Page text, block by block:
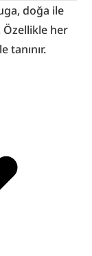
doğa ile
her
tanınır.